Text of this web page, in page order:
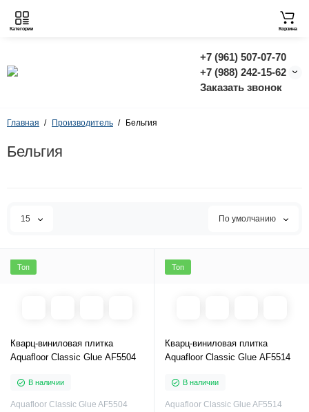
+7 (961) 507-07-70
+7 (988) 242-15-62
Заказать звонок
Категории Корзина
Главная Производитель Бельгия
Бельгия
15 По умолчанию
Топ
Кварц-виниловая плитка
Aquafloor Classic Glue AF5504
В наличии
Aquafloor Classic Glue AF5504
Топ
Кварц-виниловая плитка
Aquafloor Classic Glue AF5514
В наличии
Aquafloor Classic Glue AF5514